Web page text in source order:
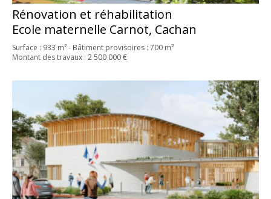
Rénovation et réhabilitation
Ecole maternelle Carnot, Cachan
Surface : 933 m² - Bâtiment provisoires : 700 m²
Montant des travaux : 2 500 000 €